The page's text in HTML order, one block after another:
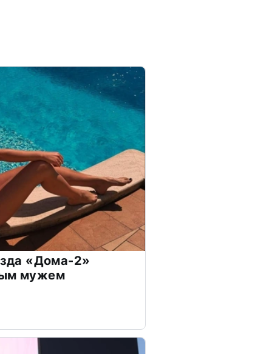
«Дома-2»
мужем